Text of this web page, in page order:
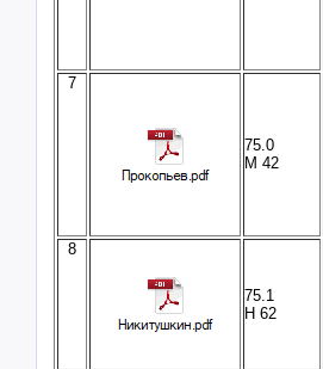
7
75.0
М 42
8
75.1
Н 62